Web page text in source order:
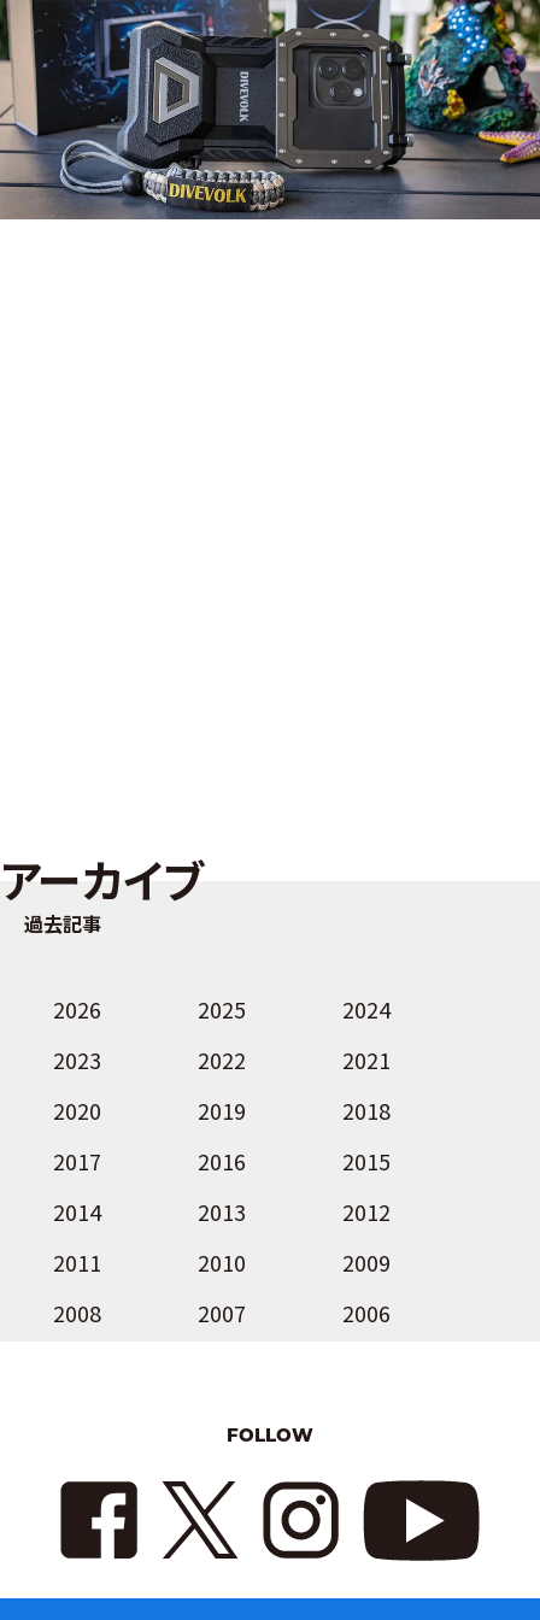
アーカイブ
過去記事
2026 2025
2024
2023
2022
2021
2020
2019
2018
2017
2016
2015
2014
2013
2012
2011
2010
2009
2008
2007 2006
FOLLOW